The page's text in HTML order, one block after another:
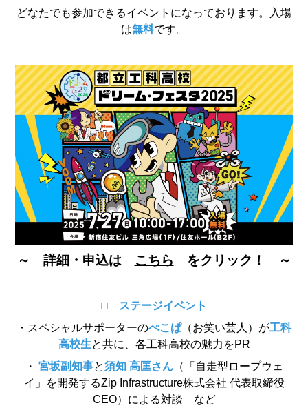
どなたでも参加できるイベントになっております。入場
は無料です。
～ 詳細・申込は こちら をクリック！ ～
□ ステージイベント
・スペシャルサポーターのぺこぱ（お笑い芸人）が工科
高校生と共に、各工科高校の魅力をPR
・ 宮坂副知事と須知 高匡さん （「自走型ロープウェ
イ」を開発するZip Infrastructure株式会社 代表取締役
CEO）による対談 など